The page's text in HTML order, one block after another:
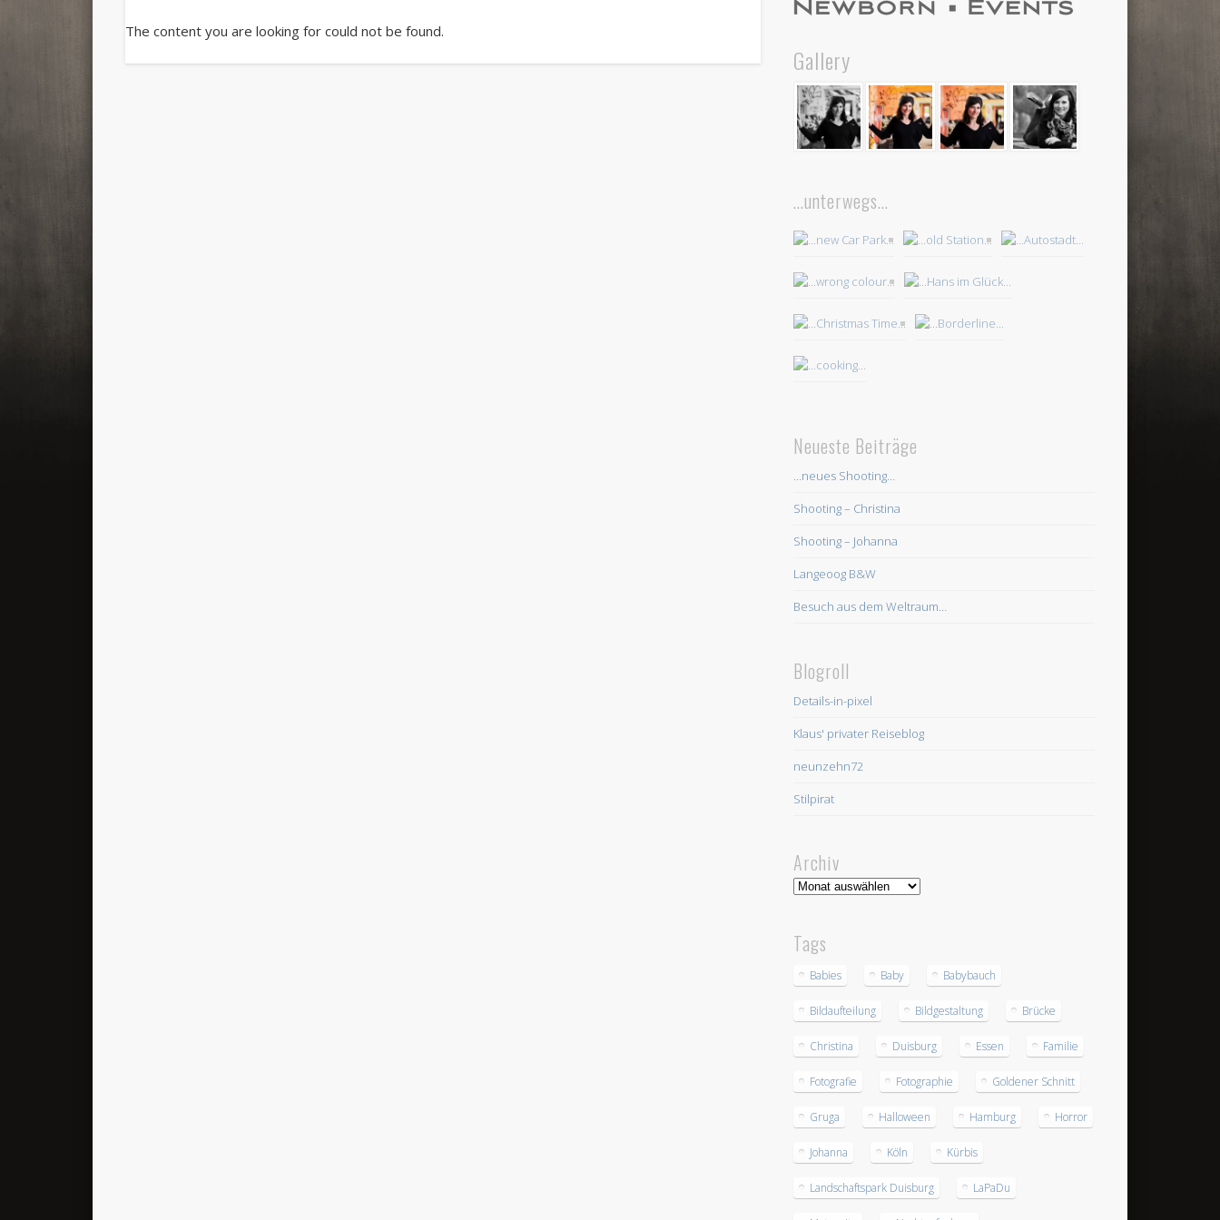
The content you are looking for could not be found.
Gallery
…unterwegs…
Neueste Beiträge
…neues Shooting…
Shooting – Christina
Shooting – Johanna
Langeoog B&W
Besuch aus dem Weltraum…
Blogroll
Details-in-pixel
Klaus' privater Reiseblog
neunzehn72
Stilpirat
Archiv
Archiv
Tags
Babies Baby Babybauch
Bildaufteilung Bildgestaltung Brücke
Christina Duisburg Essen Familie
Fotografie Fotographie Goldener Schnitt
Gruga Halloween Hamburg Horror
Johanna Köln Kürbis
Landschaftspark Duisburg LaPaDu